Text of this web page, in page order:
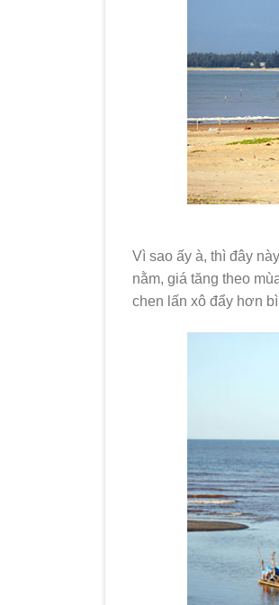
Vì sao ấy à, thì đây
nằm, giá tăng theo
chen lấn xô đẩy hơn